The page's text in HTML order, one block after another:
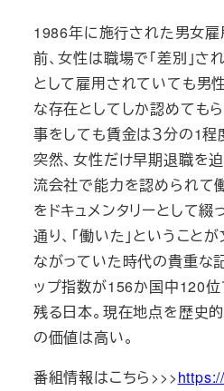
1986年に施行された男女
前、女性は職場で「差別」さ
として雇用されていても男
な存在としてしか認めても
事をしても賃金は３分の1程
突然、女性だけ早期退職を
流会社で能力を認められて
をドキュメンタリーとして綴
通り、「働いた」ということ
ながっていた時代の貴重な
ップ指数が156か国中120
残る日本。現在地点を歴史
の価値は高い。
番組情報はこちら>>>